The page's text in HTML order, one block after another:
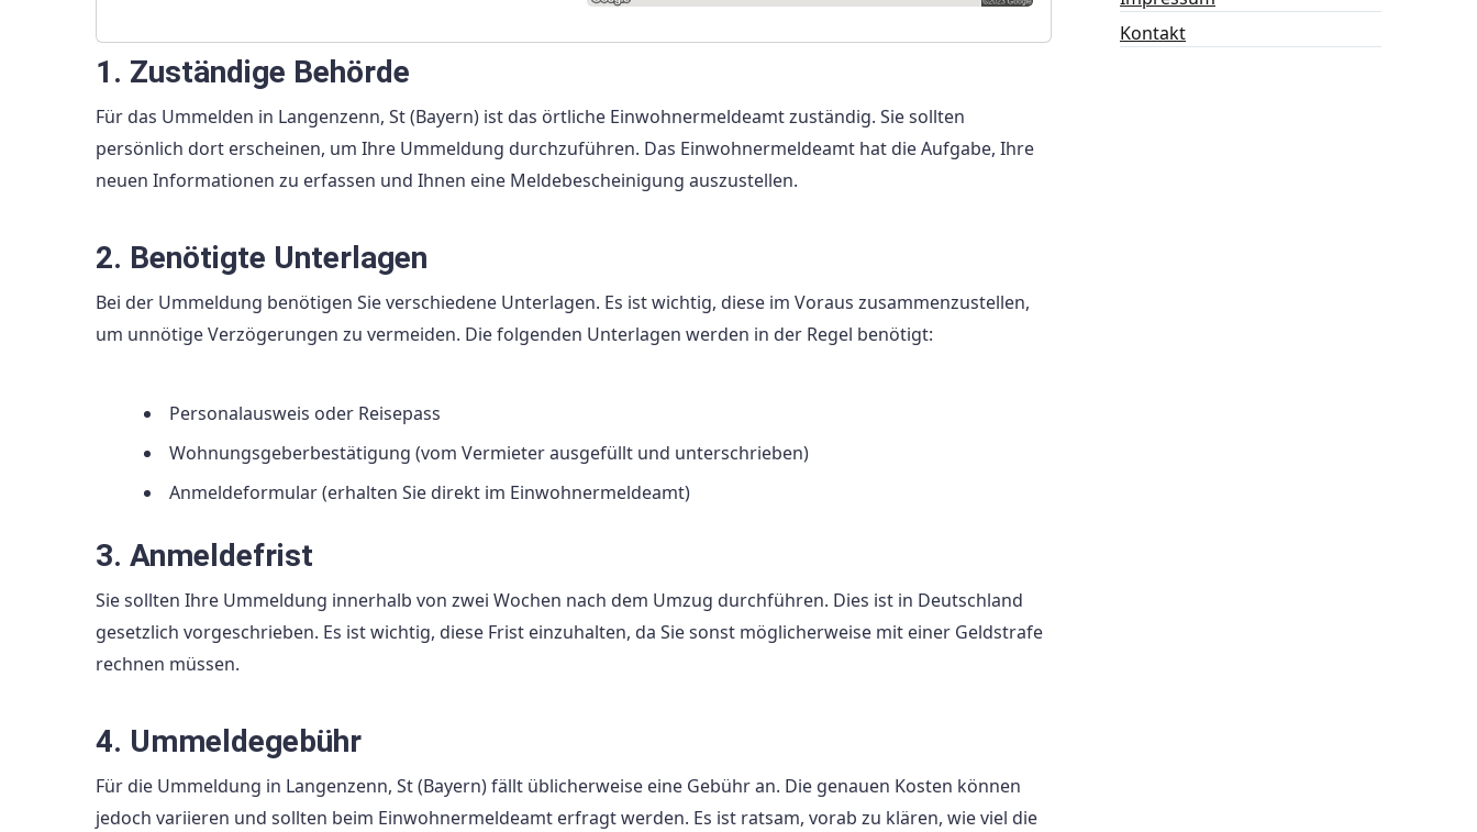
1. Zuständige Behörde
Für das Ummelden in Langenzenn, St (Bayern) ist das örtliche Einwohnermeldeamt zuständig. Sie sollten
persönlich dort erscheinen, um Ihre Ummeldung durchzuführen. Das Einwohnermeldeamt hat die Aufgabe, Ihre
neuen Informationen zu erfassen und Ihnen eine Meldebescheinigung auszustellen.
2. Benötigte Unterlagen
Bei der Ummeldung benötigen Sie verschiedene Unterlagen. Es ist wichtig, diese im Voraus zusammenzustellen,
um unnötige Verzögerungen zu vermeiden. Die folgenden Unterlagen werden in der Regel benötigt:
Personalausweis oder Reisepass
Wohnungsgeberbestätigung (vom Vermieter ausgefüllt und unterschrieben)
Anmeldeformular (erhalten Sie direkt im Einwohnermeldeamt)
3. Anmeldefrist
Sie sollten Ihre Ummeldung innerhalb von zwei Wochen nach dem Umzug durchführen. Dies ist in Deutschland
gesetzlich vorgeschrieben. Es ist wichtig, diese Frist einzuhalten, da Sie sonst möglicherweise mit einer Geldstrafe
rechnen müssen.
4. Ummeldegebühr
Für die Ummeldung in Langenzenn, St (Bayern) fällt üblicherweise eine Gebühr an. Die genauen Kosten können
jedoch variieren und sollten beim Einwohnermeldeamt erfragt werden. Es ist ratsam, vorab zu klären, wie viel die
Kontakt